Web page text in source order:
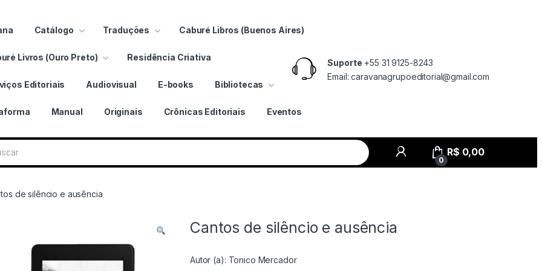
Catálogo Traduções Caburé Libros (Buenos Aires)
Livros (Ouro Preto) Residência Criativa
Editoriais Audiovisual E-books Bibliotecas
Manual Originais Crônicas Editoriais Eventos
Suporte +55 31 9125-8243
Email: caravanagrupoeditorial@gmail.com
livros
0
R$ 0,00
de silêncio e ausência
Cantos de silêncio e ausência
Autor (a): Tonico Mercador